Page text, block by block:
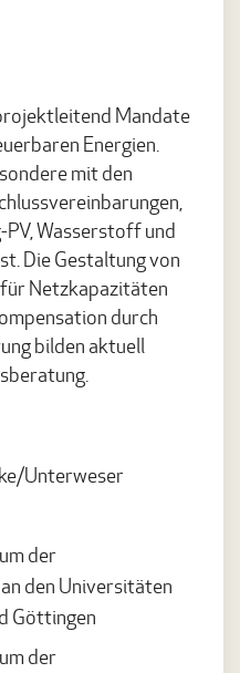
Mandate
Energien.
mit den
Wasserstoff und
Die Gestaltung von
Netzkapazitäten
durch
bilden aktuell
Unterweser
der
den Universitäten
Göttingen
der